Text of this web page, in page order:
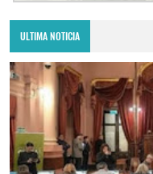
ULTIMA NOTICIA